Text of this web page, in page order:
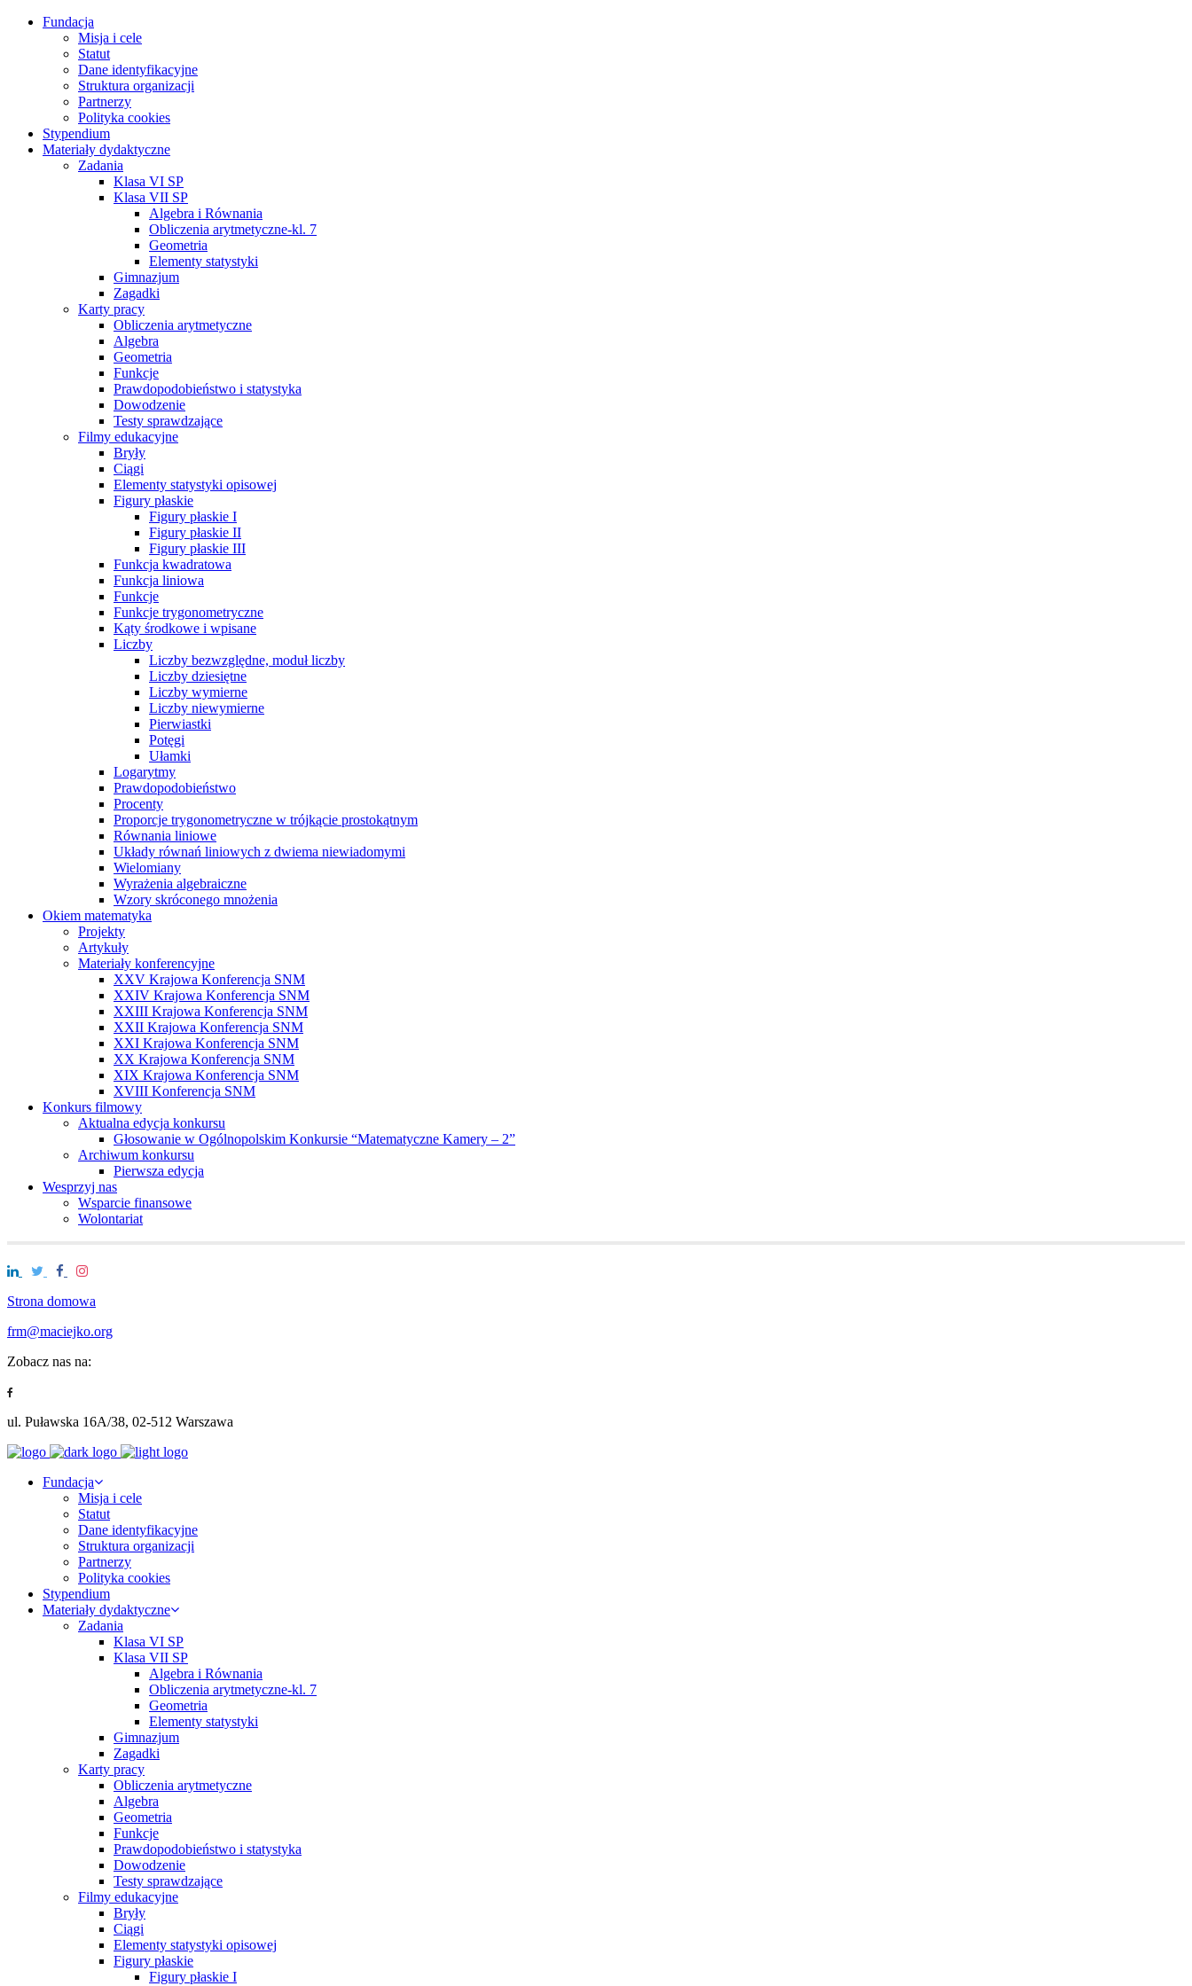
Fundacja
Misja i cele
Statut
Dane identyfikacyjne
Struktura organizacji
Partnerzy
Polityka cookies
Stypendium
Materiały dydaktyczne
Zadania
Klasa VI SP
Klasa VII SP
Algebra i Równania
Obliczenia arytmetyczne-kl. 7
Geometria
Elementy statystyki
Gimnazjum
Zagadki
Karty pracy
Obliczenia arytmetyczne
Algebra
Geometria
Funkcje
Prawdopodobieństwo i statystyka
Dowodzenie
Testy sprawdzające
Filmy edukacyjne
Bryły
Ciągi
Elementy statystyki opisowej
Figury płaskie
Figury płaskie I
Figury płaskie II
Figury płaskie III
Funkcja kwadratowa
Funkcja liniowa
Funkcje
Funkcje trygonometryczne
Kąty środkowe i wpisane
Liczby
Liczby bezwzględne, moduł liczby
Liczby dziesiętne
Liczby wymierne
Liczby niewymierne
Pierwiastki
Potęgi
Ułamki
Logarytmy
Prawdopodobieństwo
Procenty
Proporcje trygonometryczne w trójkącie prostokątnym
Równania liniowe
Układy równań liniowych z dwiema niewiadomymi
Wielomiany
Wyrażenia algebraiczne
Wzory skróconego mnożenia
Okiem matematyka
Projekty
Artykuły
Materiały konferencyjne
XXV Krajowa Konferencja SNM
XXIV Krajowa Konferencja SNM
XXIII Krajowa Konferencja SNM
XXII Krajowa Konferencja SNM
XXI Krajowa Konferencja SNM
XX Krajowa Konferencja SNM
XIX Krajowa Konferencja SNM
XVIII Konferencja SNM
Konkurs filmowy
Aktualna edycja konkursu
Głosowanie w Ogólnopolskim Konkursie “Matematyczne Kamery – 2”
Archiwum konkursu
Pierwsza edycja
Wesprzyj nas
Wsparcie finansowe
Wolontariat
Strona domowa
frm@maciejko.org
Zobacz nas na:
ul. Puławska 16A/38, 02-512 Warszawa
Fundacja
Misja i cele
Statut
Dane identyfikacyjne
Struktura organizacji
Partnerzy
Polityka cookies
Stypendium
Materiały dydaktyczne
Zadania
Klasa VI SP
Klasa VII SP
Algebra i Równania
Obliczenia arytmetyczne-kl. 7
Geometria
Elementy statystyki
Gimnazjum
Zagadki
Karty pracy
Obliczenia arytmetyczne
Algebra
Geometria
Funkcje
Prawdopodobieństwo i statystyka
Dowodzenie
Testy sprawdzające
Filmy edukacyjne
Bryły
Ciągi
Elementy statystyki opisowej
Figury płaskie
Figury płaskie I